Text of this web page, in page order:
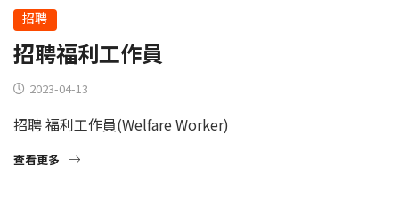
招聘
招聘福利工作員
2023-04-13
招聘 福利工作員(Welfare Worker)
查看更多